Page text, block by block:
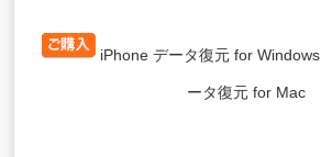
iPhone データ復元 for Windows
ータ復元 for Mac